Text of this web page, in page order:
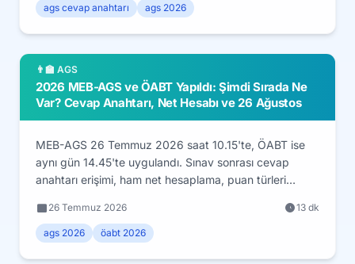
ags cevap anahtarı ags 2026
👨‍🏫 AGS
2026 MEB-AGS ve ÖABT Yapıldı: Şimdi Sırada Ne
Var? Cevap Anahtarı, Net Hesabı ve 26 Ağustos
MEB-AGS 26 Temmuz 2026 saat 10.15'te, ÖABT ise
aynı gün 14.45'te uygulandı. Sınav sonrası cevap
anahtarı erişimi, ham net hesaplama, puan türleri
Akademisi başvuru eşiği rehberi.
26 Temmuz 2026 13 dk
ags 2026 öabt 2026